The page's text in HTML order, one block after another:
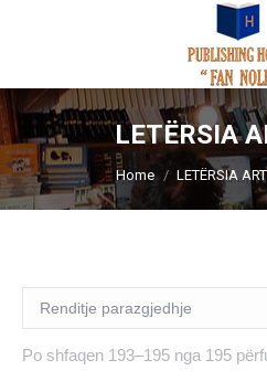
LETËRSIA
You are here:
Home LETËRSIA
Po shfaqen 193–195 nga 195